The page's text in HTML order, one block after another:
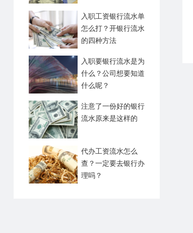
入职工资银行流水单
怎么打？开银行流水
的四种方法
入职要银行流水是为
什么？公司想要知道
什么呢？
注意了一份好的银行
流水原来是这样的
代办工资流水怎么
查？一定要去银行办
理吗？